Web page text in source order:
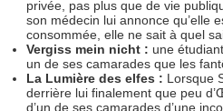
privée, pas plus que de vie
son médecin lui annonce qu’elle
consommée, elle ne sait à quel
Vergiss mein nicht : une
un de ses camarades que les
La Lumière des elfes : Lorsque
derrière lui finalement que peu
d’un de ses camarades d’une